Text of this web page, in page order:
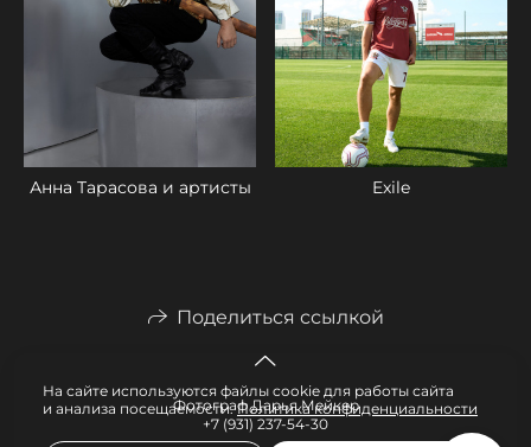
Анна Тарасова и артисты Exile
Поделиться ссылкой
Фотограф Дарья Мейкер
+7 (931) 237-54-30
На сайте используются файлы cookie для работы сайта
и анализа посещаемости.Политика конфиденциальности